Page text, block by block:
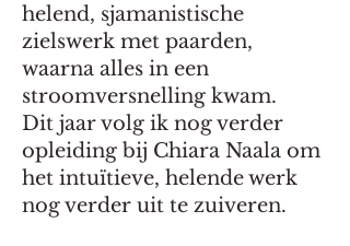
helend, sjamanistische
zielswerk met paarden,
waarna alles in een
stroomversnelling kwam.
Dit jaar volg ik nog verder
opleiding bij Chiara Naala om
het intuïtieve, helende werk
nog verder uit te zuiveren.